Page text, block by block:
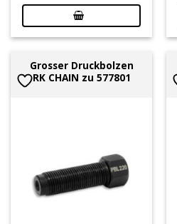
Grosser Druckbolzen
RK CHAIN zu 577801